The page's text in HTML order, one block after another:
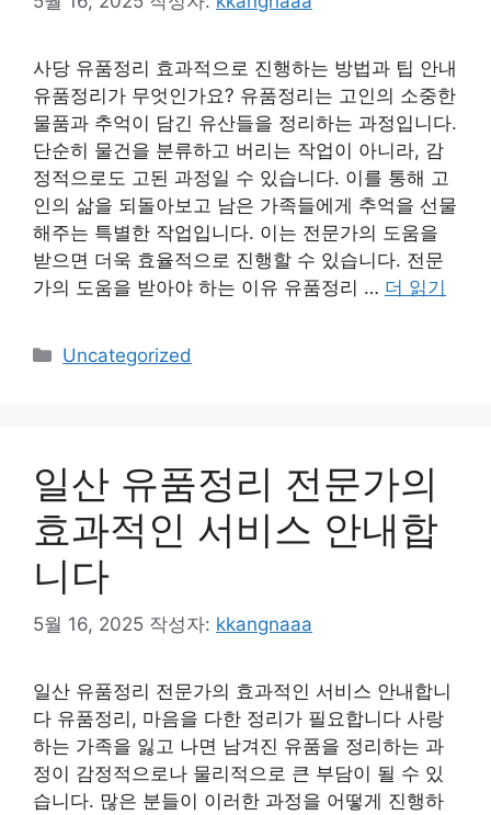
사당 유품정리 효과적으로 진행하는 방법과 팁 안내
유품정리가 무엇인가요? 유품정리는 고인의 소중한
물품과 추억이 담긴 유산들을 정리하는 과정입니다.
단순히 물건을 분류하고 버리는 작업이 아니라, 감
정적으로도 고된 과정일 수 있습니다. 이를 통해 고
인의 삶을 되돌아보고 남은 가족들에게 추억을 선물
해주는 특별한 작업입니다. 이는 전문가의 도움을
받으면 더욱 효율적으로 진행할 수 있습니다. 전문
가의 도움을 받아야 하는 이유 유품정리 … 더 읽기
카
Uncategorized
일산 유품정리 전문가의
효과적인 서비스 안내합
니다
5월 16, 2025 작성자: kkangnaaa
일산 유품정리 전문가의 효과적인 서비스 안내합니
다 유품정리, 마음을 다한 정리가 필요합니다 사랑
하는 가족을 잃고 나면 남겨진 유품을 정리하는 과
정이 감정적으로나 물리적으로 큰 부담이 될 수 있
습니다. 많은 분들이 이러한 과정을 어떻게 진행하